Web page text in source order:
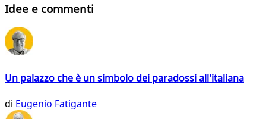
Idee e commenti
Un palazzo che è un simbolo dei paradossi all'italiana
di Eugenio Fatigante